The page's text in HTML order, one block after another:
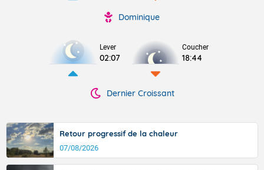
Dominique
Lever
02:07
Coucher
18:44
Dernier Croissant
Retour progressif de la chaleur
07/08/2026